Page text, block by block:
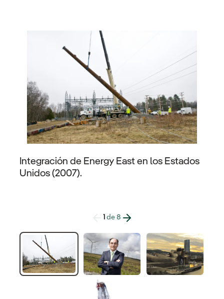
Integración de Energy East en los Estados
Unidos (2007).
1 de 8